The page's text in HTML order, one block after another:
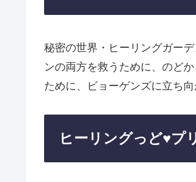
秘密の世界・ヒーリングガー
ンの両方を救うために、のど
ために、ビョーゲンズに立ち向
ヒーリングっど♥プ